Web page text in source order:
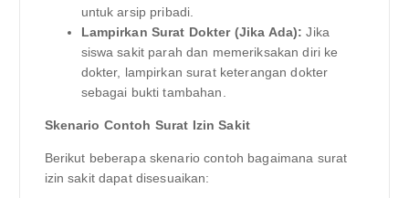
untuk arsip pribadi.
Lampirkan Surat Dokter (Jika Ada): Jika
siswa sakit parah dan memeriksakan diri ke
dokter, lampirkan surat keterangan dokter
sebagai bukti tambahan.
Skenario Contoh Surat Izin Sakit
Berikut beberapa skenario contoh bagaimana surat
izin sakit dapat disesuaikan: